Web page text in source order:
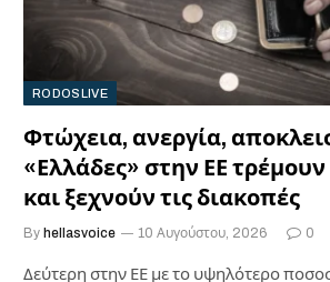
RODOSLIVE
Φτώχεια, ανεργία,
«Ελλάδες» στην ΕΕ
και ξεχνούν τις διακοπές
By hellasvoice 10 Αυγούστου, 2026 0
Δεύτερη στην ΕΕ με το υψηλότερο